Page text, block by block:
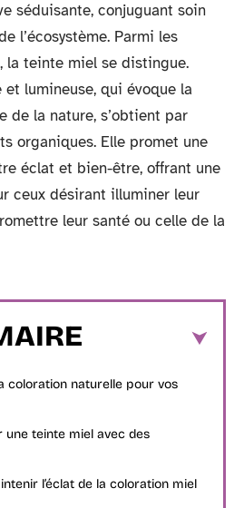
séduisante, conjuguant soin
l’écosystème. Parmi les
la teinte miel se distingue.
lumineuse, qui évoque la
de la nature, s’obtient par
organiques. Elle promet une
éclat et bien-être, offrant une
ceux désirant illuminer leur
leur santé ou celle de la
coloration naturelle pour vos
une teinte miel avec des
l’éclat de la coloration miel